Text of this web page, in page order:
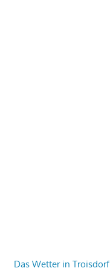
Das Wetter in Troisdorf